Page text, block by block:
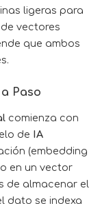
ligeras para
vectores
que ambos
Paso
comienza con
de
IA
(embedding
en un vector
de almacenar el
dato se indexa